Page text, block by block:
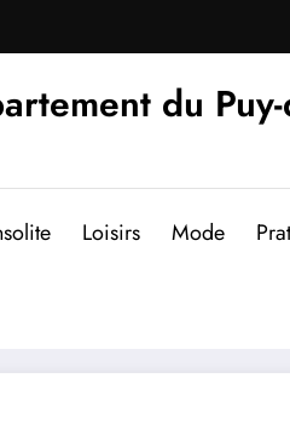
du
Loisirs Mode